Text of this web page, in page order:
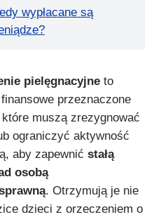
wypłacane są
pielęgnacyjne to
przeznaczone
muszą zrezygnować
ograniczyć aktywność
aby zapewnić stałą
osobą
. Otrzymują je nie
dzieci z orzeczeniem o